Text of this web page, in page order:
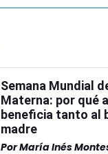
Semana Mundial
Materna: por qué
beneficia tanto al
madre
PorMaría Inés